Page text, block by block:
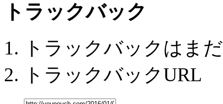
トラックバック
トラックバックはま
トラックバックURL